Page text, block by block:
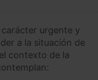
urgente y
a la situación de
contexto de la